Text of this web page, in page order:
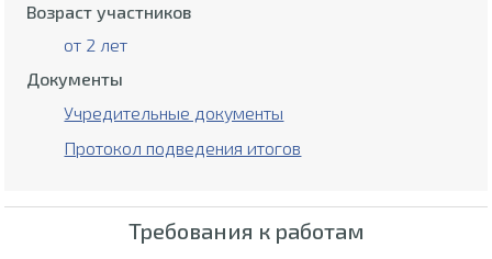
Возраст участников
от 2 лет
Документы
Учредительные документы
Протокол подведения итогов
Требования к работам